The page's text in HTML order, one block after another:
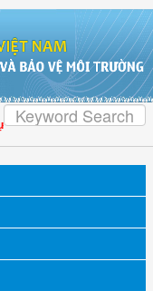
phần nâng cao tỷ lệ người